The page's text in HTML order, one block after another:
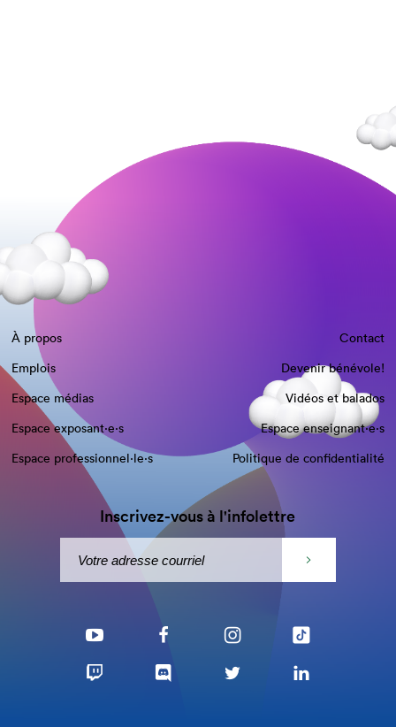
À propos
Contact
Emplois
Devenir bénévole!
Espace médias
Vidéos et balados
Espace exposant·e⋅s
Espace enseignant·e⋅s
Espace professionnel·le⋅s
Politique de confidentialité
Inscrivez-vous à l'infolettre